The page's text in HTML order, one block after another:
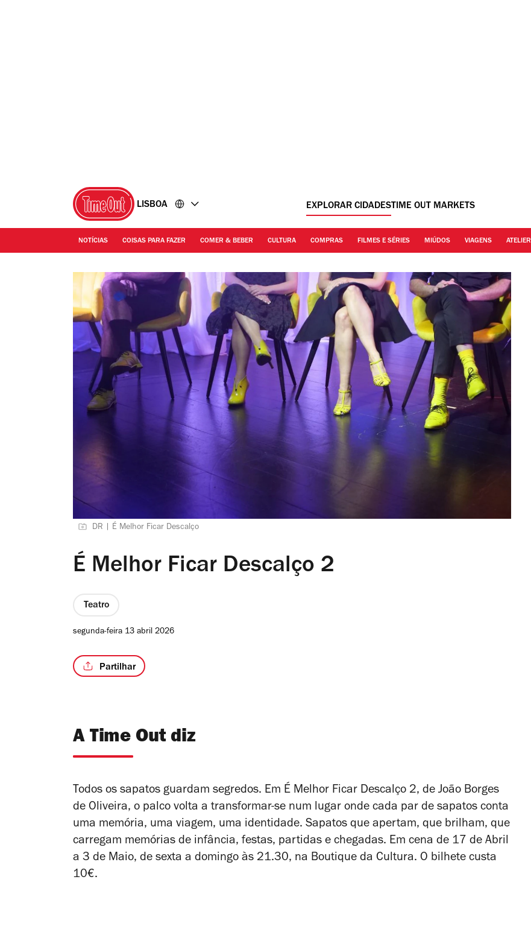
LISBOA EXPLORAR CIDADESTIME OUT MARKETS
NOTÍCIAS COISAS PARA FAZER COMER & BEBER CULTURA COMPRAS FILMES E SÉRIES MIÚDOS VIAGENS ATELIER
DR | É Melhor Ficar Descalço
É Melhor Ficar Descalço 2
Teatro
segunda-feira 13 abril 2026
Partilhar
A Time Out diz
Todos os sapatos guardam segredos. Em É Melhor Ficar Descalço 2, de João Borges
de Oliveira, o palco volta a transformar-se num lugar onde cada par de sapatos conta
uma memória, uma viagem, uma identidade. Sapatos que apertam, que brilham, que
carregam memórias de infância, festas, partidas e chegadas. Em cena de 17 de Abril
a 3 de Maio, de sexta a domingo às 21.30, na Boutique da Cultura. O bilhete custa
10€.